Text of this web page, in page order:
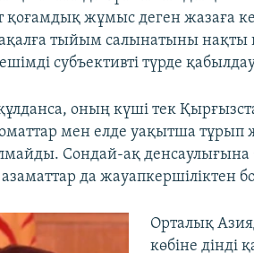
қоғамдық жұмыс деген жазаға
тыйым салынатыны нақты
субъективті түрде
оның күші тек
мен елде уақытша тұрып
Сондай-ақ денсаулығына
да жауапкершіліктен
Орталық
көбіне дінді